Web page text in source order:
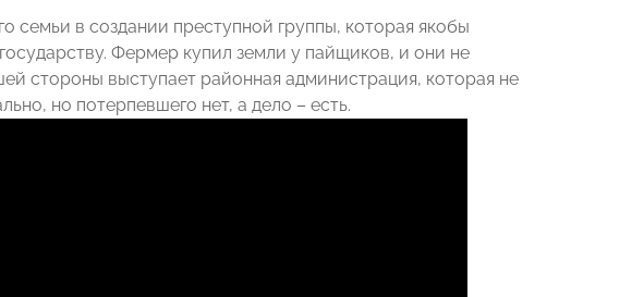
семьи в создании преступной группы, которая якобы
Фермер купил земли у пайщиков, и они не
стороны выступает районная администрация, которая не
но потерпевшего нет, а дело – есть.